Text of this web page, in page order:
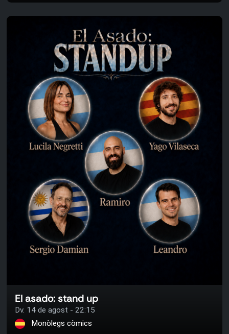
El asado: stand up
Dv. 14 de agost - 22:15
Monòlegs còmics